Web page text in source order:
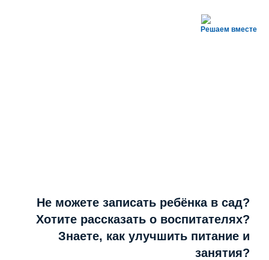
Решаем вместе
Не можете записать ребёнка в сад?
Хотите рассказать о воспитателях?
Знаете, как улучшить питание и
занятия?